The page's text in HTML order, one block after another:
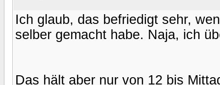
Ich glaub, das befriedigt sehr,
selber gemacht habe. Naja, ich
Das hält aber nur von 12 bis